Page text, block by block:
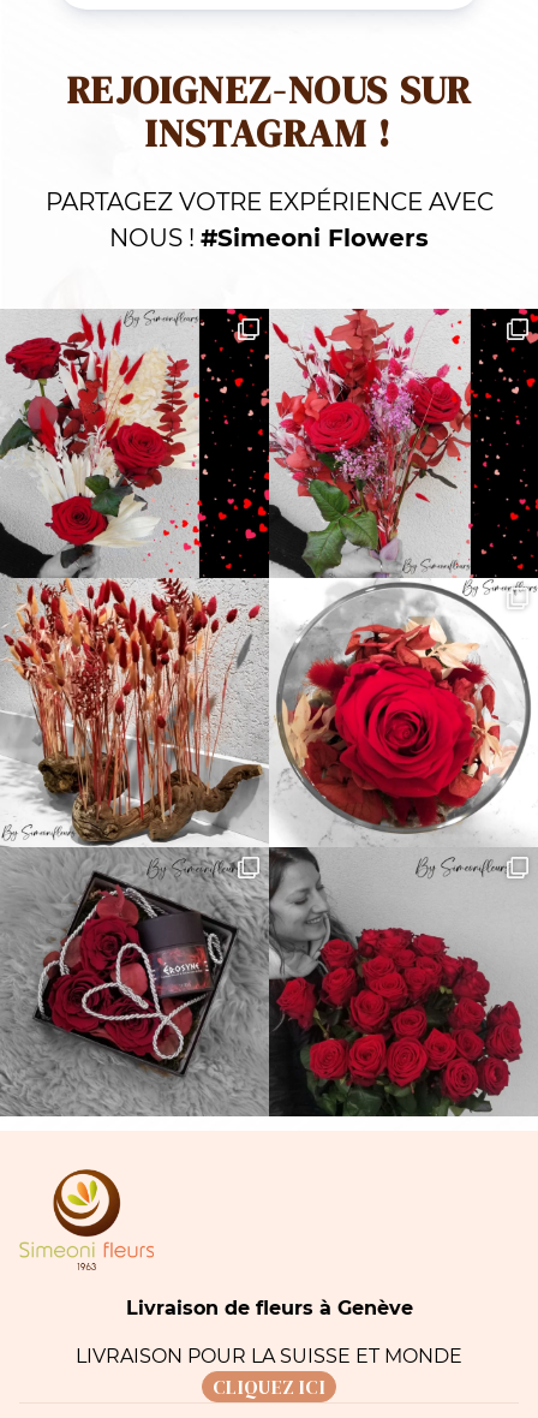
REJOIGNEZ-NOUS SUR
INSTAGRAM !
PARTAGEZ VOTRE EXPÉRIENCE AVEC
NOUS ! #Simeoni Flowers
Livraison de fleurs à Genève
LIVRAISON POUR LA SUISSE ET MONDE
CLIQUEZ ICI